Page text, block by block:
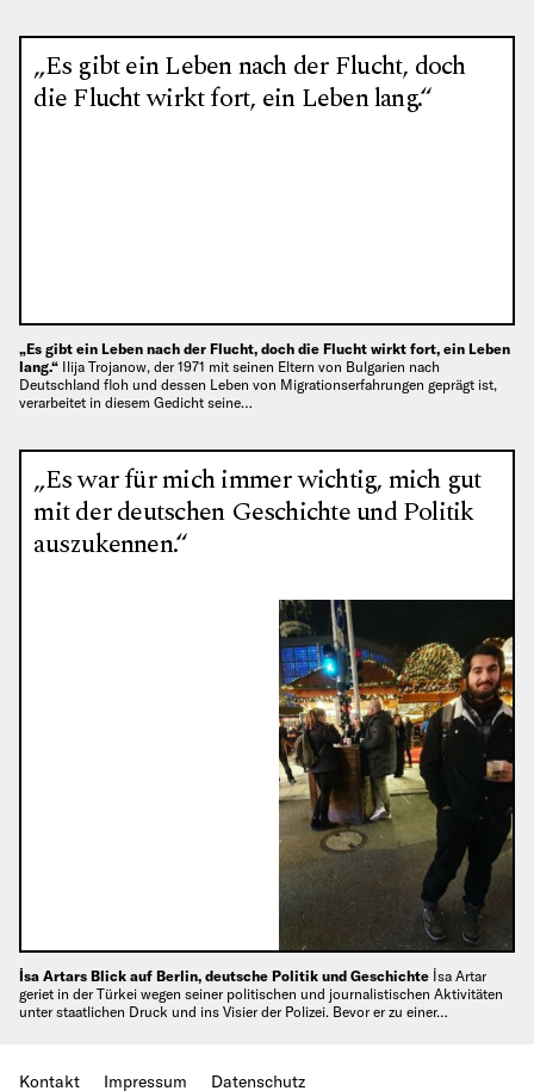
„Es gibt ein Leben nach der Flucht, doch
die Flucht wirkt fort, ein Leben lang.“
„Es gibt ein Leben nach der Flucht, doch die Flucht wirkt fort, ein Leben
lang.“ Ilija Trojanow, der 1971 mit seinen Eltern von Bulgarien nach
Deutschland floh und dessen Leben von Migrationserfahrungen geprägt ist,
verarbeitet in diesem Gedicht seine…
„Es war für mich immer wichtig, mich gut
mit der deutschen Geschichte und Politik
auszukennen.“
İsa Artars Blick auf Berlin, deutsche Politik und Geschichte İsa Artar
geriet in der Türkei wegen seiner politischen und journalistischen Aktivitäten
unter staatlichen Druck und ins Visier der Polizei. Bevor er zu einer…
Kontakt Impressum Datenschutz